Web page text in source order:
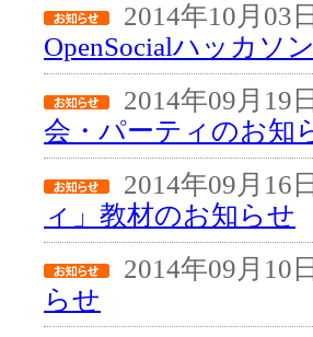
2014年10月03日
OpenSocialハッカソ
2014年09月19日
会・パーティのお知
2014年09月16日
ィ」教材のお知らせ
2014年09月10日
らせ